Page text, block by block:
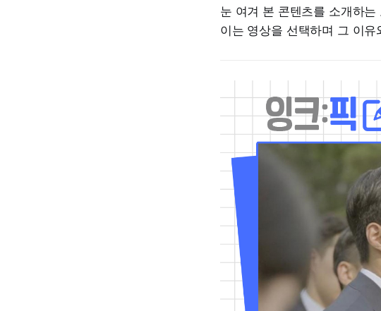
눈 여겨 본 콘텐츠를 소개하
이는 영상을 선택하며 그 이